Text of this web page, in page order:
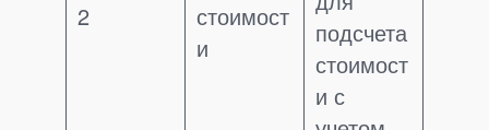
2
стоимост
и
подсчета
стоимост
и с